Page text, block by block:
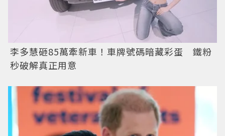
李多慧砸85萬牽新車！車牌號碼暗藏彩蛋 鐵粉
秒破解真正用意